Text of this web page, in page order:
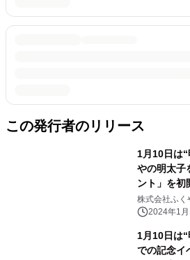
この発行者のリリース
1月10日は
やの明太子
ント」を初
株式会社ふく
2024年1
1月10日は
での記念イ